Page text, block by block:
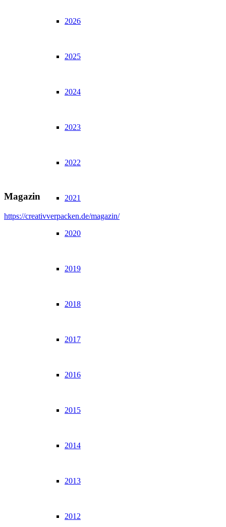
2026
2025
2024
2023
2022
2021
2020
2019
2018
2017
2016
2015
2014
2013
2012
Magazin
https://creativverpacken.de/magazin/